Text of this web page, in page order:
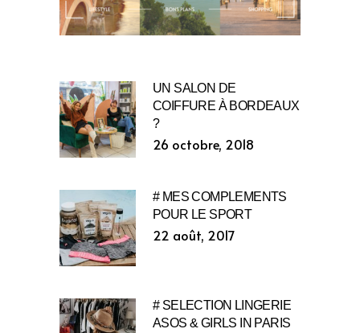
UN SALON DE
COIFFURE À BORDEAUX
?
26 octobre, 2018
# MES COMPLEMENTS
POUR LE SPORT
22 août, 2017
# SELECTION LINGERIE
ASOS & GIRLS IN PARIS